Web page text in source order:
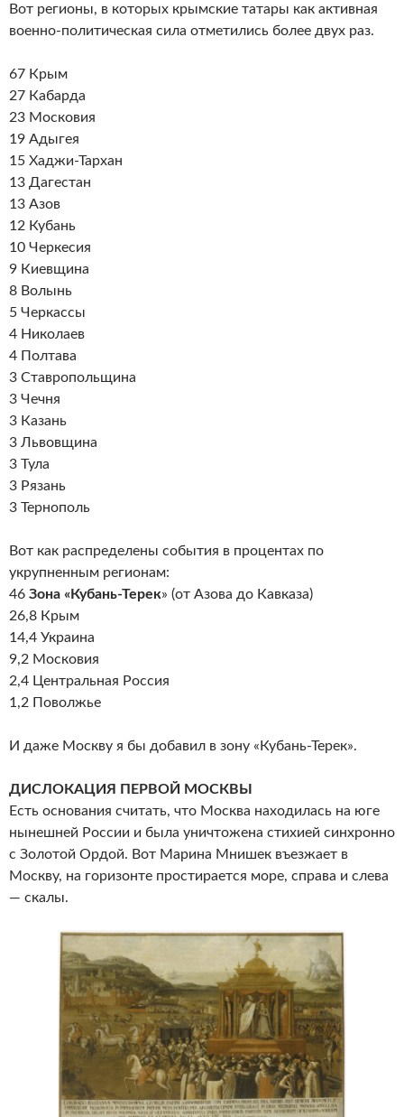
Вот регионы, в которых крымские татары как активная
военно-политическая сила отметились более двух раз.
67 Крым
27 Кабарда
23 Московия
19 Адыгея
15 Хаджи-Тархан
13 Дагестан
13 Азов
12 Кубань
10 Черкесия
9 Киевщина
8 Волынь
5 Черкассы
4 Николаев
4 Полтава
3 Ставропольщина
3 Чечня
3 Казань
3 Львовщина
3 Тула
3 Рязань
3 Тернополь
Вот как распределены события в процентах по
укрупненным регионам:
46 Зона «Кубань-Терек» (от Азова до Кавказа)
26,8 Крым
14,4 Украина
9,2 Московия
2,4 Центральная Россия
1,2 Поволжье
И даже Москву я бы добавил в зону «Кубань-Терек».
ДИСЛОКАЦИЯ ПЕРВОЙ МОСКВЫ
Есть основания считать, что Москва находилась на юге
нынешней России и была уничтожена стихией синхронно
с Золотой Ордой. Вот Марина Мнишек въезжает в
Москву, на горизонте простирается море, справа и слева
— скалы.